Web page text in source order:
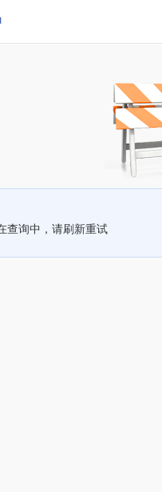
查询中，请刷新重试